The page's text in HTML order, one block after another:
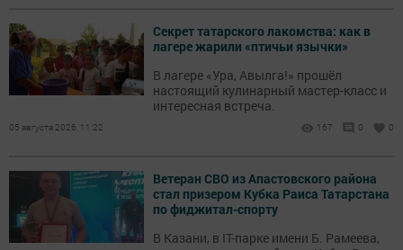
Секрет татарского лакомства: как в
лагере жарили «птичьи язычки»
В лагере «Ура, Авылга!» прошёл
настоящий кулинарный мастер-класс и
интересная встреча.
05 августа 2026, 11:22 167 0 0
Ветеран СВО из Апастовского района
стал призером Кубка Раиса Татарстана
по фиджитал-спорту
В Казани, в IT-парке имени Б. Рамеева,